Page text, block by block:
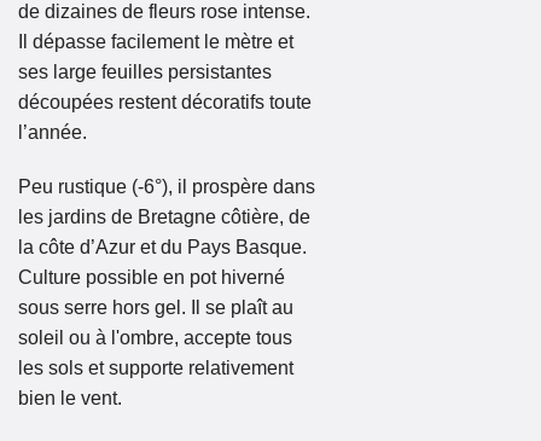
de dizaines de fleurs rose intense.
Il dépasse facilement le mètre et
ses large feuilles persistantes
découpées restent décoratifs toute
l’année.
Peu rustique (-6°), il prospère dans
les jardins de Bretagne côtière, de
la côte d’Azur et du Pays Basque.
Culture possible en pot hiverné
sous serre hors gel. Il se plaît au
soleil ou à l'ombre, accepte tous
les sols et supporte relativement
bien le vent.